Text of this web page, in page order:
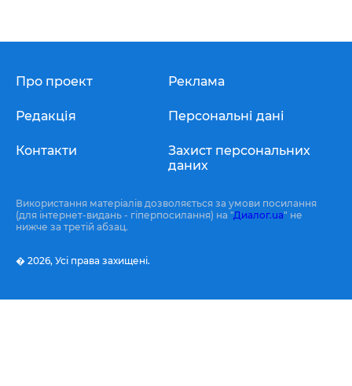
Про проект
Редакція
Контакти
Реклама
Персональні дані
Захист персональних
даних
Використання матеріалів дозволяється за умови посилання
(для інтернет-видань - гіперпосилання) на "Диалог.ua" не
нижче за третій абзац.
� 2026, Усі права захищені.